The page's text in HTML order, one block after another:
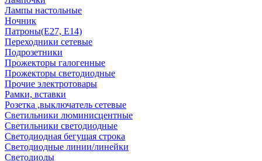
Лампы настольные
Ночник
Патроны(Е27, Е14)
Переходники сетевые
Подрозетники
Прожекторы галогенные
Прожекторы светодиодные
Прочие электротовары
Рамки, вставки
Розетка ,выключатель сетевые
Светильники люминисцентные
Светильники светодиодные
Светодиодная бегущая строка
Светодиодные линии/линейки
Светодиоды